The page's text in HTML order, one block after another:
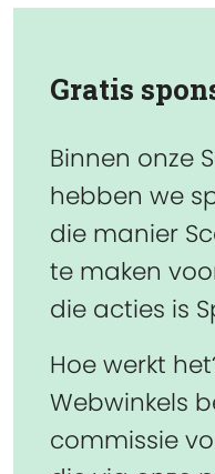
Gratis
Binnen onze
hebben we
die manier
te maken
die acties is
Hoe werkt
Webwinkels
commissie